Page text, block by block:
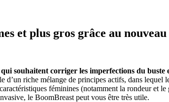
et plus gros grâce au
souhaitent corriger les imperfections du
d’un riche mélange de principes actifs, dans
féminines (notamment la rondeur
le BoomBreast peut vous être très utile.